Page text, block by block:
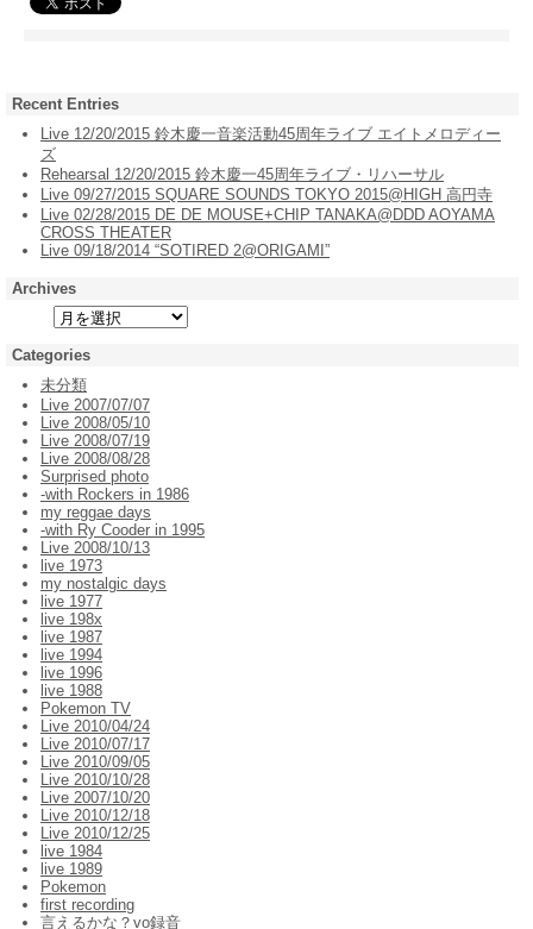
Recent Entries
Live 12/20/2015 鈴木慶一音楽活動45周年ライブ エイトメロディー
ズ
Rehearsal 12/20/2015 鈴木慶一45周年ライブ・リハーサル
Live 09/27/2015 SQUARE SOUNDS TOKYO 2015@HIGH 高円寺
Live 02/28/2015 DE DE MOUSE+CHIP TANAKA@DDD AOYAMA
CROSS THEATER
Live 09/18/2014 “SOTIRED 2@ORIGAMI”
Archives
Categories
未分類
Live 2007/07/07
Live 2008/05/10
Live 2008/07/19
Live 2008/08/28
Surprised photo
-with Rockers in 1986
my reggae days
-with Ry Cooder in 1995
Live 2008/10/13
live 1973
my nostalgic days
live 1977
live 198x
live 1987
live 1994
live 1996
live 1988
Pokemon TV
Live 2010/04/24
Live 2010/07/17
Live 2010/09/05
Live 2010/10/28
Live 2007/10/20
Live 2010/12/18
Live 2010/12/25
live 1984
live 1989
Pokemon
first recording
言えるかな？vo録音